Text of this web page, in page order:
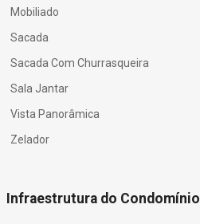
Mobiliado
Sacada
Sacada Com Churrasqueira
Sala Jantar
Vista Panorâmica
Zelador
Infraestrutura do Condomínio